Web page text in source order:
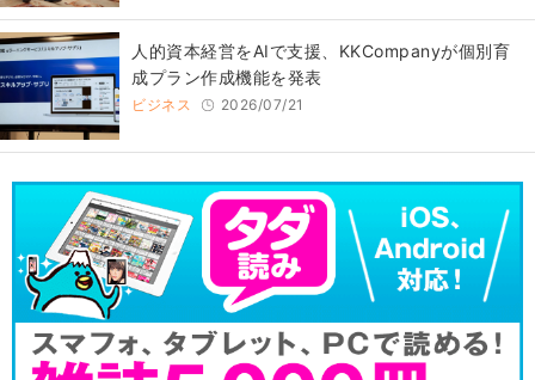
人的資本経営をAIで支援、KKCompanyが個別育
成プラン作成機能を発表
ビジネス 2026/07/21